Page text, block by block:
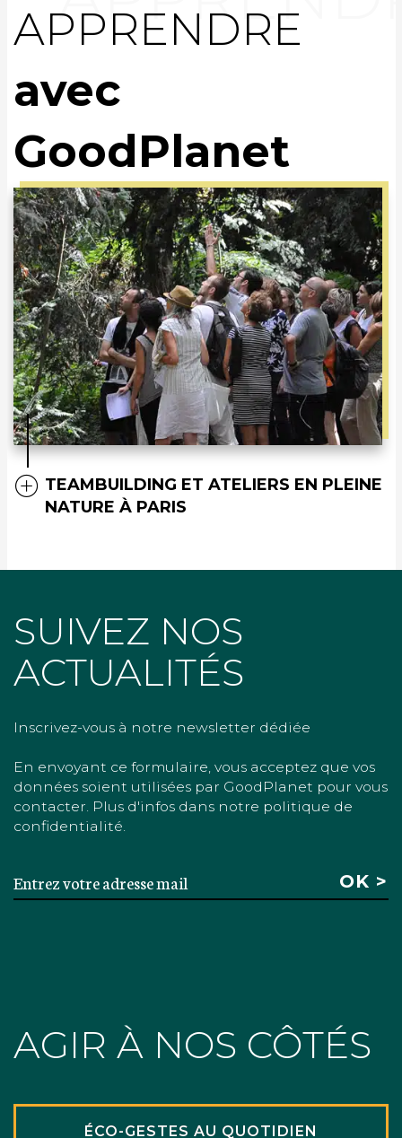
APPRENDRE
avec
GoodPlanet
TEAMBUILDING ET ATELIERS EN PLEINE
NATURE À PARIS
SUIVEZ NOS
ACTUALITÉS
Inscrivez-vous à notre newsletter dédiée
En envoyant ce formulaire, vous acceptez que vos
données soient utilisées par GoodPlanet pour vous
contacter. Plus d'infos dans notre politique de
confidentialité.
AGIR À NOS CÔTÉS
ÉCO-GESTES AU QUOTIDIEN